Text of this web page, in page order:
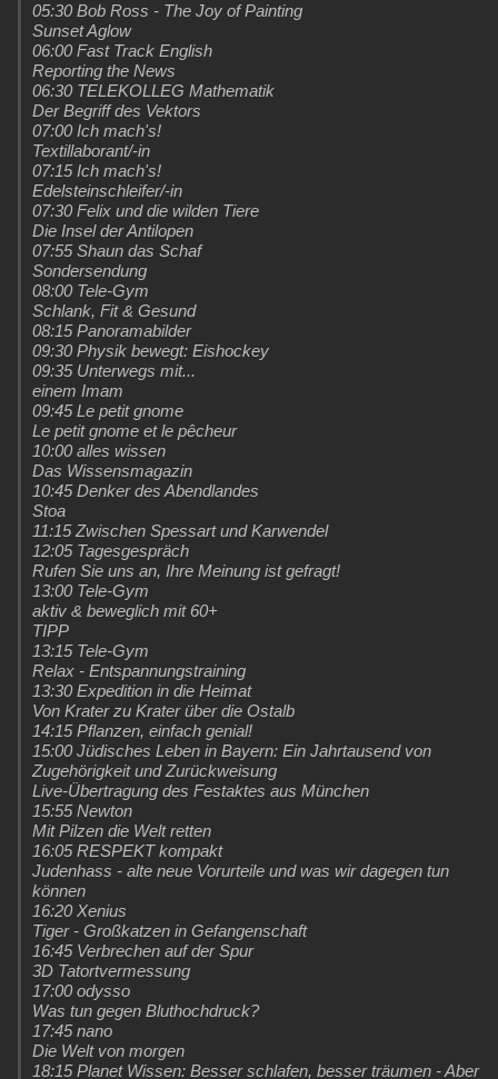
05:30 Bob Ross - The Joy of Painting
Sunset Aglow
06:00 Fast Track English
Reporting the News
06:30 TELEKOLLEG Mathematik
Der Begriff des Vektors
07:00 Ich mach's!
Textillaborant/-in
07:15 Ich mach's!
Edelsteinschleifer/-in
07:30 Felix und die wilden Tiere
Die Insel der Antilopen
07:55 Shaun das Schaf
Sondersendung
08:00 Tele-Gym
Schlank, Fit & Gesund
08:15 Panoramabilder
09:30 Physik bewegt: Eishockey
09:35 Unterwegs mit...
einem Imam
09:45 Le petit gnome
Le petit gnome et le pêcheur
10:00 alles wissen
Das Wissensmagazin
10:45 Denker des Abendlandes
Stoa
11:15 Zwischen Spessart und Karwendel
12:05 Tagesgespräch
Rufen Sie uns an, Ihre Meinung ist gefragt!
13:00 Tele-Gym
aktiv & beweglich mit 60+
TIPP
13:15 Tele-Gym
Relax - Entspannungstraining
13:30 Expedition in die Heimat
Von Krater zu Krater über die Ostalb
14:15 Pflanzen, einfach genial!
15:00 Jüdisches Leben in Bayern: Ein Jahrtausend von
Zugehörigkeit und Zurückweisung
Live-Übertragung des Festaktes aus München
15:55 Newton
Mit Pilzen die Welt retten
16:05 RESPEKT kompakt
Judenhass - alte neue Vorurteile und was wir dagegen tun
können
16:20 Xenius
Tiger - Großkatzen in Gefangenschaft
16:45 Verbrechen auf der Spur
3D Tatortvermessung
17:00 odysso
Was tun gegen Bluthochdruck?
17:45 nano
Die Welt von morgen
18:15 Planet Wissen: Besser schlafen, besser träumen - Aber